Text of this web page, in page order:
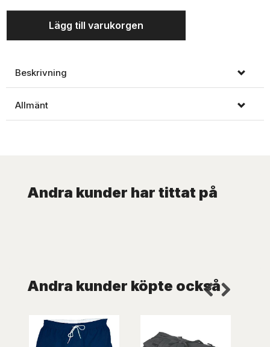
Lägg till varukorgen
Beskrivning
Allmänt
Andra kunder har tittat på
Andra kunder köpte också